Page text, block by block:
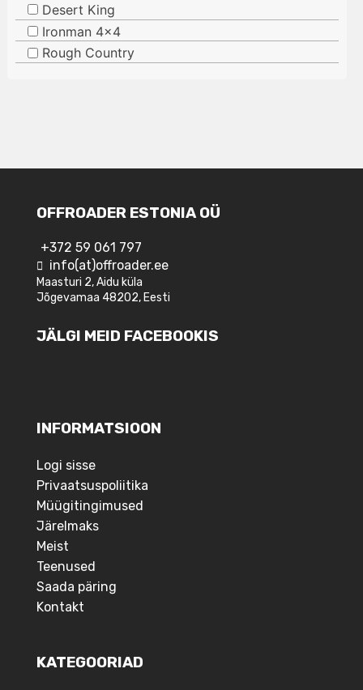
Desert King
Ironman 4x4
Rough Country
OFFROADER ESTONIA OÜ
+372 59 061 797
info(at)offroader.ee
Maasturi 2, Aidu küla
Jõgevamaa 48202, Eesti
JÄLGI MEID FACEBOOKIS
INFORMATSIOON
Logi sisse
Privaatsuspoliitika
Müügitingimused
Järelmaks
Meist
Teenused
Saada päring
Kontakt
KATEGOORIAD